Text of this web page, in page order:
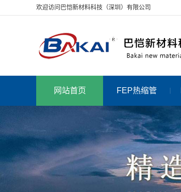
欢迎访问巴恺新材料科技（深圳）有限公司
网站首页 FEP热缩管